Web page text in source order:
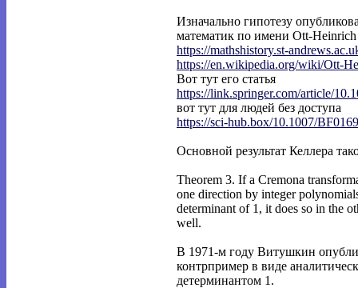
Изначально гипотезу
математик по имени Ott-
https://mathshistory.st-
https://en.wikipedia.org/wiki/Ott-
Вот тут его статья
https://link.springer.com/article/
вот тут для людей без доступа
https://sci-hub.box/10.1007/
Основной результат Келлера
Theorem 3. If a Cremona
one direction by integer
determinant of 1, it does so in the
well.
В 1971-м году Витушкин
контрпример в виде
детерминантом 1.